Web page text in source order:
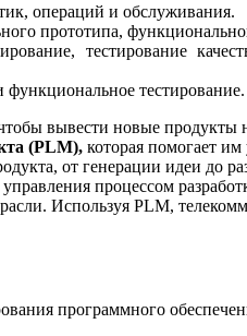
операций и обслуживания.
прототипа,
тестирование
функциональное тестирование.
вывести новые продукты
(PLM), которая помогает им
от генерации идеи до
процессом
Используя PLM,
программного